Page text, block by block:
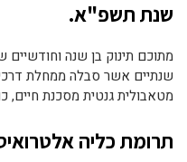
שנת תשפ"א.
מתוכם תינוק בן שנה
מטאבולית גנטית מסכנת חיים,
תרומת כליה